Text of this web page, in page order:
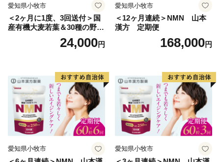
【印南祭り】
印南町を祭り一色に染める「印南祭り」。毎年10月2
日、日高地方の秋祭りのトップを切って行われる、宇杉
八幡と山口八幡両神社の合同秋季祭礼です。
川に飛び込み、祭装束の男衆が肩まで水につかりながら
川を渡る勇ましい祭り。一方の山口八幡神社の祭礼は6
台の屋台と神輿が登場。屋台をぶつけ合いながら印南港
まで御渡、浜辺では雑賀踊りや奴踊り、獅子舞が奉納さ
れます。
愛知県小牧市
＜2ヶ月に1度、3回送付＞国
産有機大麦若葉＆30種の野
菜 山本漢方 定期便
24,000円
愛知県小牧市
＜12ヶ月連続＞NMN 山本
漢方 定期便
168,000円
愛知県小牧市 愛知県小牧市